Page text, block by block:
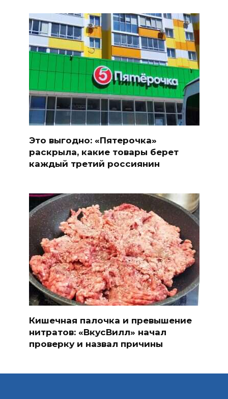
Это выгодно: «Пятерочка»
раскрыла, какие товары берет
каждый третий россиянин
Кишечная палочка и превышение
нитратов: «ВкусВилл» начал
проверку и назвал причины